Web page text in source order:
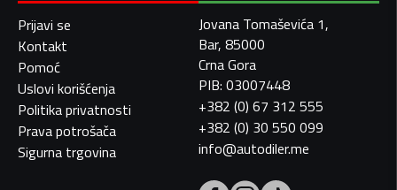
Prijavi se
Kontakt
Pomoć
Uslovi korišćenja
Politika privatnosti
Prava potrošača
Sigurna trgovina
Jovana Tomaševića 1,
Bar, 85000
Crna Gora
PIB: 03007448
+382 (0) 67 312 555
+382 (0) 30 550 099
info@autodiler.me